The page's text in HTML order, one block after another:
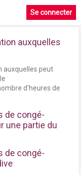
Se connecter
auxquelles
auxquelles peut
d'heures de
de congé-
une partie du
de congé-